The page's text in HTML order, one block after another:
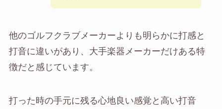
他のゴルフクラブメーカーよりも明らかに打感と
打音に違いがあり、大手楽器メーカーだけある特
徴だと感じています。
打った時の手元に残る心地良い感覚と高い打音